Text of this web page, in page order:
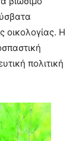
οικολογίας. Η
πολιτική